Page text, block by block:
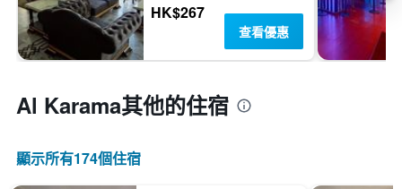
HK$267
查看優惠
Al Karama​其他的住宿
顯示所有174​個住宿